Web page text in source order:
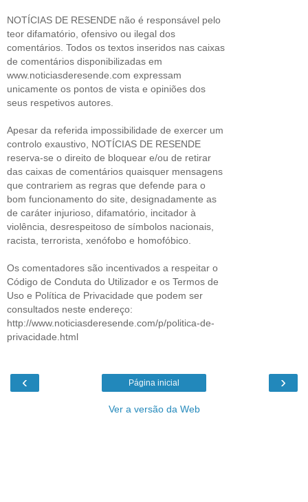
NOTÍCIAS DE RESENDE não é responsável pelo
teor difamatório, ofensivo ou ilegal dos
comentários. Todos os textos inseridos nas caixas
de comentários disponibilizadas em
www.noticiasderesende.com expressam
unicamente os pontos de vista e opiniões dos
seus respetivos autores.
Apesar da referida impossibilidade de exercer um
controlo exaustivo, NOTÍCIAS DE RESENDE
reserva-se o direito de bloquear e/ou de retirar
das caixas de comentários quaisquer mensagens
que contrariem as regras que defende para o
bom funcionamento do site, designadamente as
de caráter injurioso, difamatório, incitador à
violência, desrespeitoso de símbolos nacionais,
racista, terrorista, xenófobo e homofóbico.
Os comentadores são incentivados a respeitar o
Código de Conduta do Utilizador e os Termos de
Uso e Política de Privacidade que podem ser
consultados neste endereço:
http://www.noticiasderesende.com/p/politica-de-
privacidade.html
‹ ›
Página inicial
Ver a versão da Web